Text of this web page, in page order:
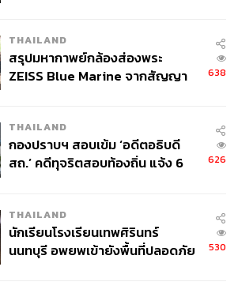
THAILAND
สรุปมหากาพย์กล้องส่องพระ
ZEISS Blue Marine จากสัญญา
จ่ายหนี้-แอบระบุแบรนด์
638
THAILAND
กองปราบฯ สอบเข้ม ‘อดีตอธิบดี
สถ.’ คดีทุจริตสอบท้องถิ่น แจ้ง 6
626
THAILAND
นักเรียนโรงเรียนเทพศิรินทร์
นนทบุรี อพยพเข้ายังพื้นที่ปลอดภัย
530